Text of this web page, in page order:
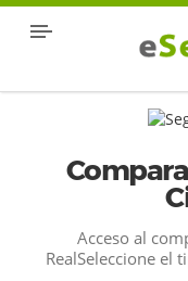
Acceso al
RealSeleccione el